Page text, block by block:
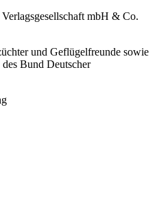
mbH & Co.
und Geflügelfreunde sowie
Bund Deutscher